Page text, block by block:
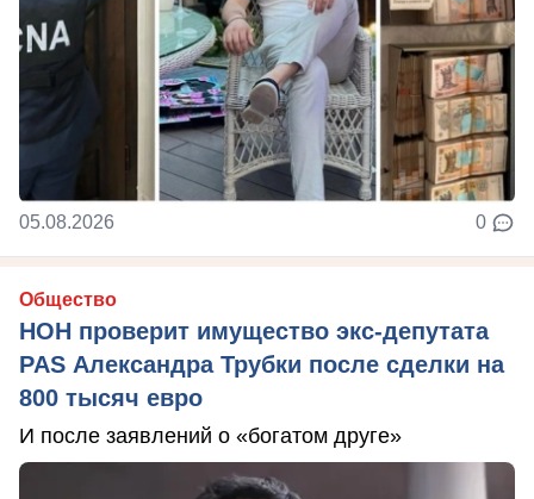
05.08.2026 0
Общество
НОН проверит имущество экс-депутата
PAS Александра Трубки после сделки на
800 тысяч евро
И после заявлений о «богатом друге»